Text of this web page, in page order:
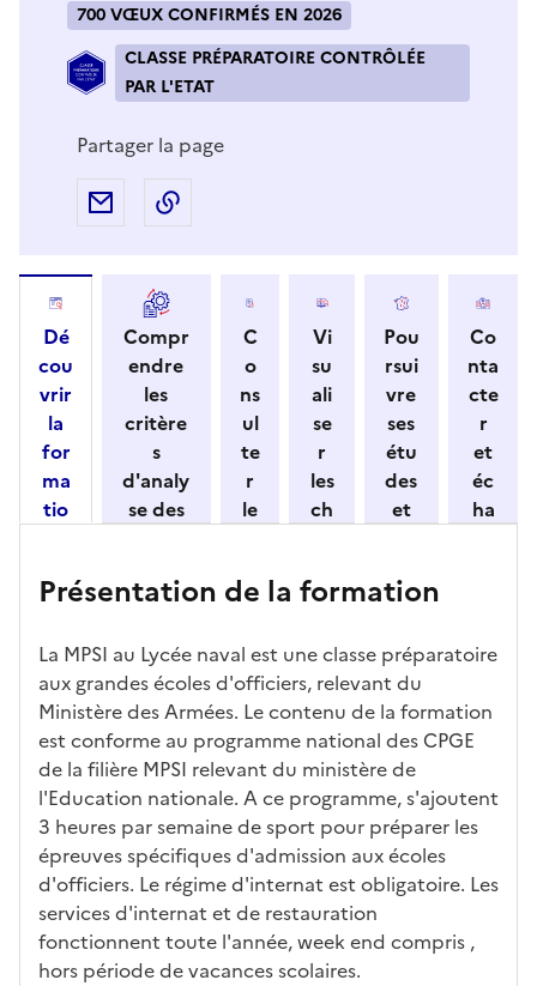
700 VŒUX CONFIRMÉS EN 2026
CLASSE PRÉPARATOIRE CONTRÔLÉE
PAR L'ETAT
Partager la page
Partager par e-mail
Dé
cou
vrir
la
for
ma
tio
ses
act
éris
tiq
ues
Compr
endre
les
critère
s
d'analy
se des
par
ssemen
t
C
o
ns
ul
te
r
le
o
ali
té
s
d
e
c
a
n
di
d
at
ur
Vi
su
ali
se
r
les
ch
s
ac
cè
s à
la
fo
rm
ati
on
Pou
rsui
vre
ses
étu
des
et
re
dé
bo
uch
és
Co
nta
cte
r
et
éc
ha
l'ét
iss
em
Présentation de la formation
La MPSI au Lycée naval est une classe préparatoire
aux grandes écoles d'officiers, relevant du
Ministère des Armées. Le contenu de la formation
est conforme au programme national des CPGE
de la filière MPSI relevant du ministère de
l'Education nationale. A ce programme, s'ajoutent
3 heures par semaine de sport pour préparer les
épreuves spécifiques d'admission aux écoles
d'officiers. Le régime d'internat est obligatoire. Les
services d'internat et de restauration
fonctionnent toute l'année, week end compris ,
hors période de vacances scolaires.